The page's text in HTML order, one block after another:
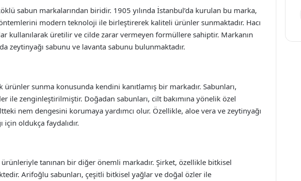
sabun markalarından biridir. 1905 yılında İstanbul’da kurulan bu marka,
modern teknoloji ile birleştirerek kaliteli ürünler sunmaktadır. Hacı
kullanılarak üretilir ve cilde zarar vermeyen formüllere sahiptir. Markanın
zeytinyağı sabunu ve lavanta sabunu bulunmaktadır.
sunma konusunda kendini kanıtlamış bir markadır. Sabunları,
ile zenginleştirilmiştir. Doğadan sabunları, cilt bakımına yönelik özel
nem dengesini korumaya yardımcı olur. Özellikle, aloe vera ve zeytinyağı
için oldukça faydalıdır.
tanınan bir diğer önemli markadır. Şirket, özellikle bitkisel
Arifoğlu sabunları, çeşitli bitkisel yağlar ve doğal özler ile